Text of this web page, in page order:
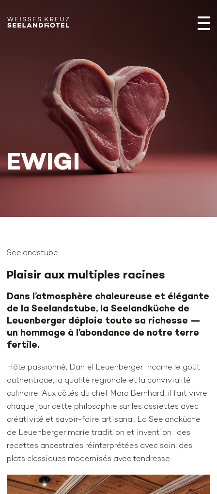
EWIGI
Seelandstube
Plaisir aux multiples racines
Dans l’atmosphère chaleureuse et élégante
de la Seelandstube, la Seelandküche de
Leuenberger déploie toute sa richesse —
un hommage à l’abondance de notre terre
fertile.
Hôte passionné, Daniel Leuenberger incarne le goût
authentique, la qualité régionale et la convivialité
culinaire. Aux côtés du chef Marc Bernhard, il fait vivre
chaque jour cette philosophie sur les assiettes avec
créativité et savoir-faire artisanal. La Seelandküche
de Leuenberger marie tradition et invention : des
recettes ancestrales réinterprétées avec soin, des
plats classiques modernisés avec tendresse.